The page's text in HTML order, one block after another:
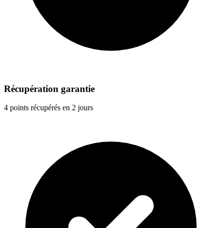
Récupération garantie
4 points récupérés en 2 jours